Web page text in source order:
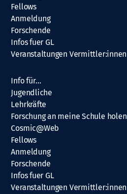
Fellows
Anmeldung
Forschende
Infos fuer GL
Veranstaltungen Vermittler:innen
Info für…
Jugendliche
Lehrkräfte
Forschung an meine Schule holen
Cosmic@Web
Fellows
Anmeldung
Forschende
Infos fuer GL
Veranstaltungen Vermittler:innen